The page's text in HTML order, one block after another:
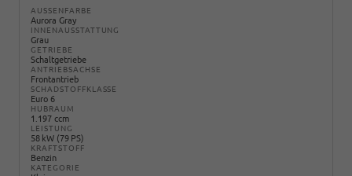
AUSSENFARBE
Aurora Gray
INNENAUSSTATTUNG
Grau
GETRIEBE
Schaltgetriebe
ANTRIEBSACHSE
Frontantrieb
SCHADSTOFFKLASSE
Euro 6
HUBRAUM
1.197 ccm
LEISTUNG
58 kW (79 PS)
KRAFTSTOFF
Benzin
KATEGORIE